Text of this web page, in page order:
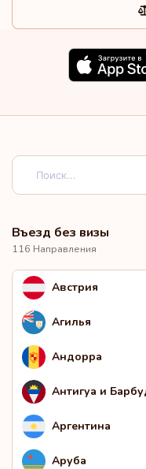
Въезд без визы
116 Направления
Австрия
Агилья
Андорра
Антигуа и
Аргентина
Аруба